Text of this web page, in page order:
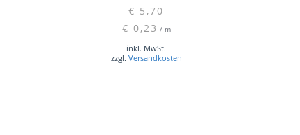
€ 5,70
€ 0,23 / m
inkl. MwSt.
zzgl. Versandkosten